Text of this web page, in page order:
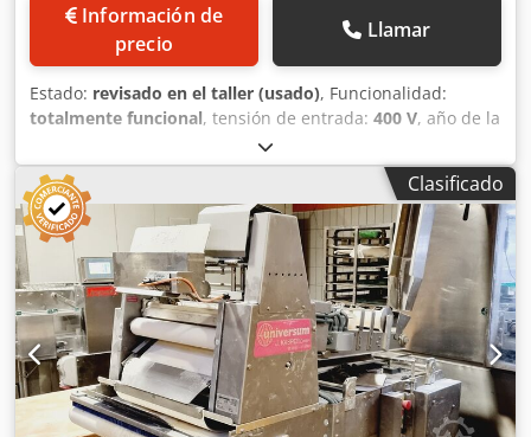
Información de
precio
Llamar
Estado: revisado en el taller (usado), Funcionalidad:
totalmente funcional, tensión de entrada: 400 V, año de la
, Certificado DGUV hasta:
anchura de trabajo:300 mm, ancho de cinta
transportadora:
, tipo de corriente de entrada:
trifásico
, ancho total:580 mm, longitud total:590 mm,
altura total: 1.220 mm, Máquina formadora de croissants
Erka WMA 30 Ancho de cinta: 320 mm Apta para todo tipo
de barritas como Kornspitz y barras de salmuera Máquina
formadora de croissants móvil Conexión: 400V, enchufe
CEE 16A Máquina de segunda mano Opcional: Contrato de
mantenimiento Servicio de entrega Instrucción y puesta en
marcha Cjdszbz D Sopfx Akioha
Clasificado